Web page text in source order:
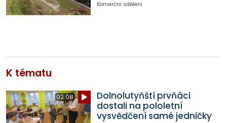
Komerční sdělení
K tématu
02:08
Dolnolutyňští prvňáci
dostali na pololetní
vysvědčení samé jedničky